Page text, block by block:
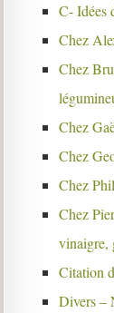
C- Idées
Chez
Chez
Chez
Chez
Chez
Chez
vinaigre,
Citation
Divers –